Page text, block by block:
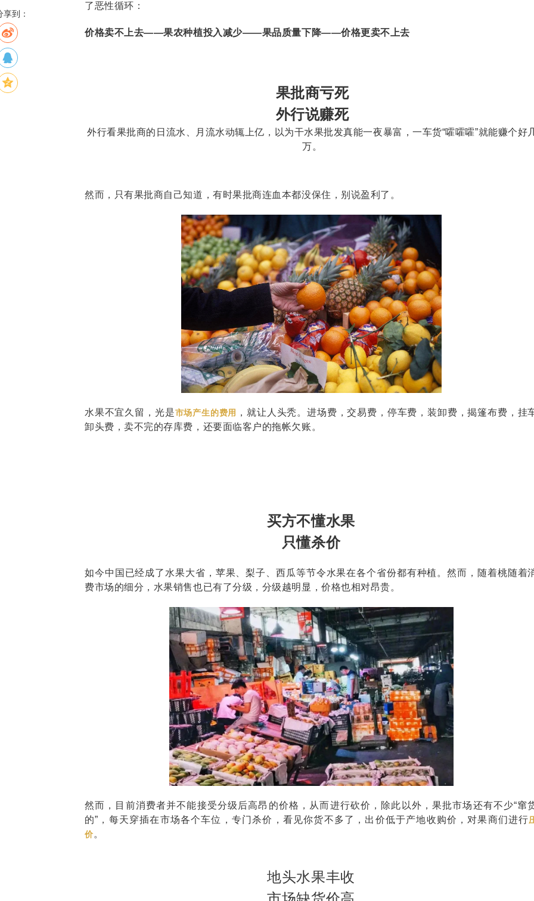
了恶性循环：
价格卖不上去——果农种植投入减少——果品质量下降——价格更卖不上去
果批商亏死
外行说赚死
外行看果批商的日流水、月流水动辄上亿，以为干水果批发真能一夜暴富，一车货“嚯嚯嚯”就能赚个好
万。
然而，只有果批商自己知道，有时果批商连血本都没保住，别说盈利了。
水果不宜久留，光是市场产生的费用
，就让人头秃。进场费，交易费，停车费，装卸费，揭篷布费，挂
卸头费，卖不完的存库费，还要面临客户的拖帐欠账。
买方不懂水果
只懂杀价
如今中国已经成了水果大省，苹果、梨子、西瓜等节令水果在各个省份都有种植。然而，随着桃随着
费市场的细分，水果销售也已有了分级，分级越明显，价格也相对昂贵。
然而，目前消费者并不能接受分级后高昂的价格，从而进行砍价，除此以外，果批市场还有不少“窜
的”，每天穿插在市场各个车位，专门杀价，看见你货不多了，出价低于产地收购价，对果商们进行
价。
地头水果丰收
享到：